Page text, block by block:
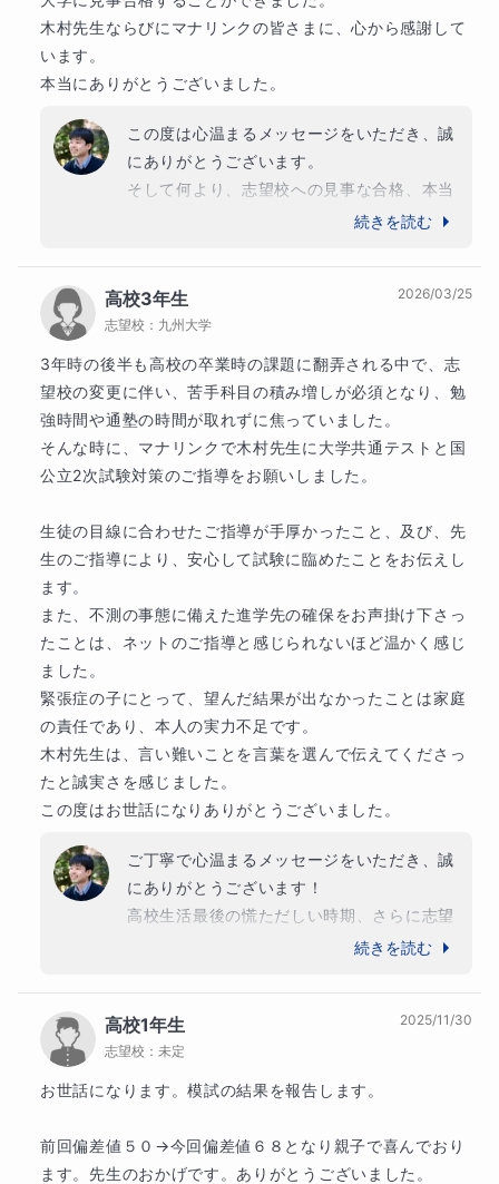
木村先生ならびにマナリンクの皆さまに、心から感謝して
います。
本当にありがとうございました。
この度は心温まるメッセージをいただき、誠
にありがとうございます。
そして何より、志望校への見事な合格、本当
におめでとうございます！私も自分のことの
高校3年生の秋という、受験に対する焦りや
プレッシャーが最も大きくなる時期からのス
タートでしたが、最後まで決して諦めずに数
学と向き合った結果が見事に実を結びました
ね。
「数学が楽しくなり、自信がついた」という
いほどの喜びです。入試直前の3ヶ月間で大
きく学力を伸ばすことができたのは、息子様
ことを素直に吸収して、ご自身でコツコツと
努力を積み重ねたからこそ達成できたもので
秋の時点からの大きな壁を乗り越えて掴み取
ったこの成功体験は、これから始まる大学生
活、そしてその先の人生においても、必ず息
子様を支える大きな自信になるはずです。
春からの新しい環境でのさらなるご活躍を、
心より応援しております。
本当にありがとうございました！
続きを読む
高校3年生
志望校： 九州大学
2026/03/25
3年時の後半も高校の卒業時の課題に翻弄される中で、志
望校の変更に伴い、苦手科目の積み増しが必須となり、勉
強時間や通塾の時間が取れずに焦っていました。
そんな時に、マナリンクで木村先生に大学共通テストと国
公立2次試験対策のご指導をお願いしました。
生徒の目線に合わせたご指導が手厚かったこと、及び、先
生のご指導により、安心して試験に臨めたことをお伝えし
ます。
また、不測の事態に備えた進学先の確保をお声掛け下さっ
たことは、ネットのご指導と感じられないほど温かく感じ
ました。
緊張症の子にとって、望んだ結果が出なかったことは家庭
の責任であり、本人の実力不足です。
木村先生は、言い難いことを言葉を選んで伝えてくださっ
たと誠実さを感じました。
この度はお世話になりありがとうございました。
ご丁寧で心温まるメッセージをいただき、誠
にありがとうございます！
高校生活最後の慌ただしい時期、さらに志望
校変更に伴うご負担も大きい中で、最後まで
ていた姿は大変素晴らしかったと思います。
限られた時間の中で焦りや不安もあったかと
思いますが、私のご指導に対し、毎回本当に
真剣に取り組んでくださいました。
ご希望された結果に届かなかったことについ
て、「家庭の責任」「実力不足」とご自身た
続きを読む
高校1年生
志望校： 未定
2025/11/30
お世話になります。模試の結果を報告します。
前回偏差値５０→今回偏差値６８となり親子で喜んでおり
ます。先生のおかげです。ありがとうございました。